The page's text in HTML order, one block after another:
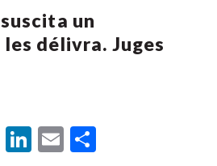
un
délivra. Juges
Telegram
LinkedIn
Email